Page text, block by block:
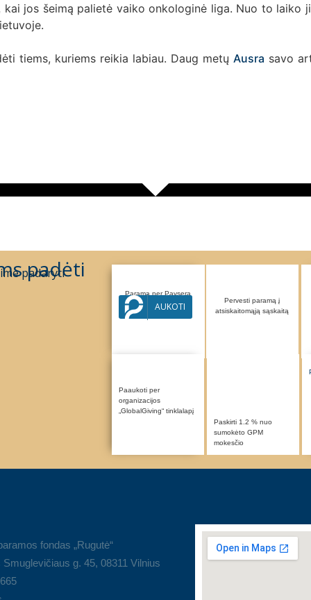
jos šeimą palietė vaiko onkologinė liga. Nuo to
tiems, kuriems reikia labiau. Daug metų Ausra savo
padėti
padaryti
Parama per Paysera
sistemą
AUKOTI
Pervesti paramą į
atsiskaitomąją sąskaitą
Paaukoti per
organizacijos
„GlobalGiving“ tinklalapį
Paskirti 1.2 % nuo
sumokėto GPM
mokesčio
fondas „Rugutė“
g. 45, 08311 Vilnius